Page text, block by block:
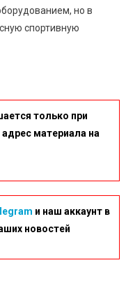
но в
спортивную
только при
материала на
и наш аккаунт в
новостей